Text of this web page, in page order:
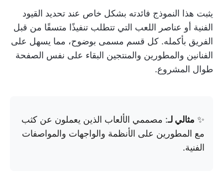
يثبت هذا النموذج فائدته بشكل خاص عند تحديد القيود
الفنية أو عناصر اللعب التي تتطلب تنفيذًا متسقًا من قبل
الفريق بأكمله. كل قسم مسمى بوضوح، مما يسهل على
الفنانين والمطورين والمنتجين البقاء على نفس الصفحة
طوال المشروع.
✨ مثالي لـ: مصممي الألعاب الذين يعملون عن كثب
مع المطورين على الأنظمة والواجهات والمواصفات
الفنية.